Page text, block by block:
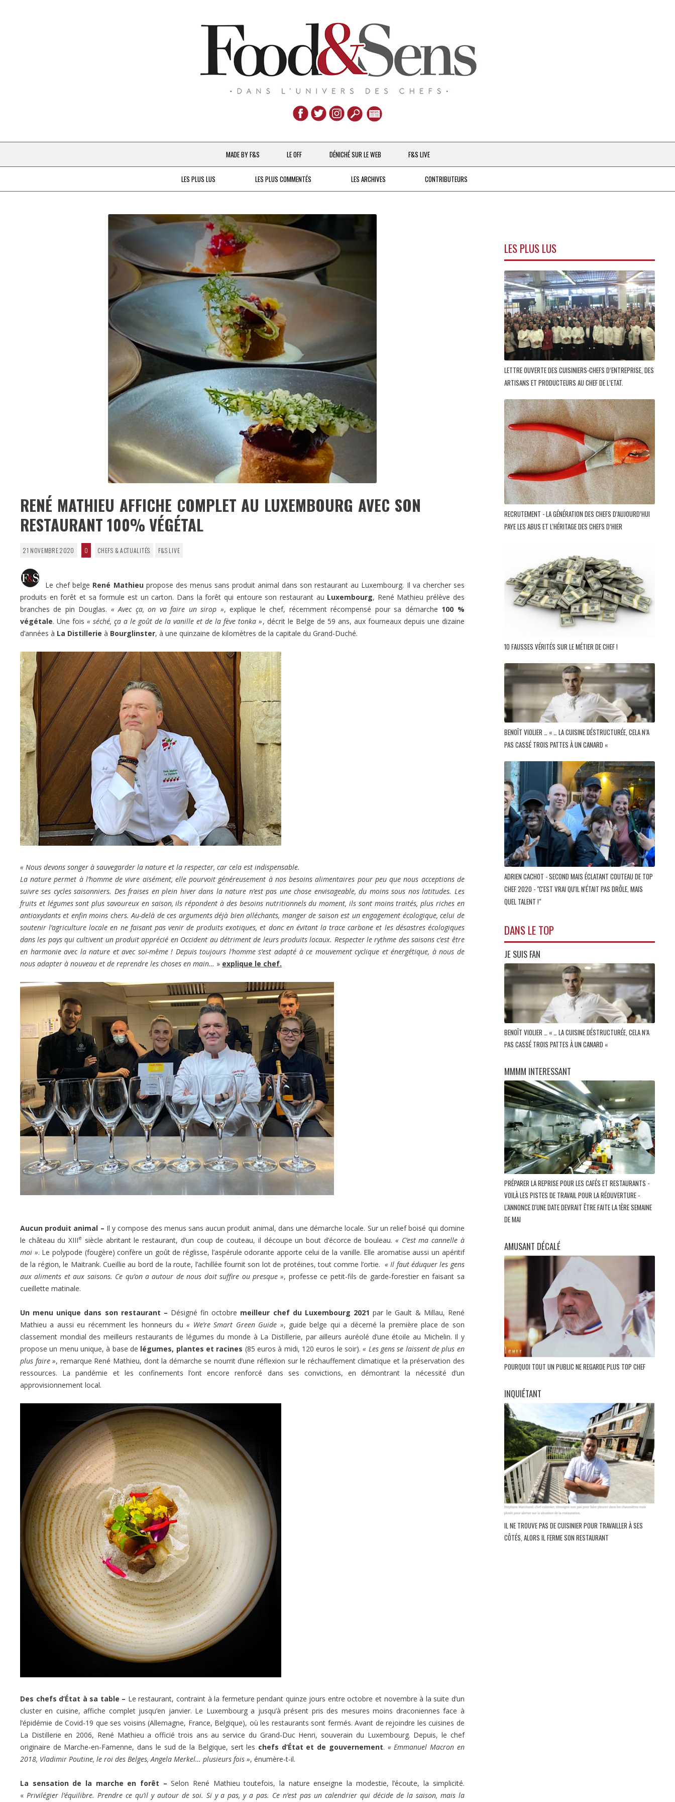
Aller
au
contenu
MADE BY F&S
CHEFS & ACTUALITÉS
DESTIN DE FEMME
V…DE VOYAGE
LE OFF DÉNICHÉ SUR LE WEB F&S LIVE
LES PLUS LUS LES PLUS COMMENTÉS LES ARCHIVES CONTRIBUTEURS
RENÉ MATHIEU AFFICHE COMPLET AU LUXEMBOURG AVEC SON
RESTAURANT 100% VÉGÉTAL
21 NOVEMBRE 2020 0 CHEFS & ACTUALITÉS F&S LIVE
Le chef belge René Mathieupropose des menus sans produit animal dans son restaurant au Luxembourg. Il va chercher ses
produits en forêt et sa formule est un carton. Dans la forêt qui entoure son restaurant au Luxembourg, René Mathieu prélève des
branches de pin Douglas. « Avec ça, on va faire un sirop », explique le chef, récemment récompensé pour sa démarche 100 %
végétale. Une fois« séché, ça a le goût de la vanille et de la fève tonka », décrit le Belge de 59 ans, aux fourneaux depuis une dizaine
d’années à La Distillerie à Bourglinster, à une quinzaine de kilomètres de la capitale du Grand-Duché.
« Nous devons songer à sauvegarder la nature et la respecter, car cela est indispensable.
La nature permet à l’homme de vivre aisément, elle pourvoit généreusement à nos besoins alimentaires pour peu que nous acceptions de
suivre ses cycles saisonniers. Des fraises en plein hiver dans la nature n’est pas une chose envisageable, du moins sous nos latitudes. Les
fruits et légumes sont plus savoureux en saison, ils répondent à des besoins nutritionnels du moment, ils sont moins traités, plus riches en
antioxydants et enfin moins chers. Au-delà de ces arguments déjà bien alléchants, manger de saison est un engagement écologique, celui de
soutenir l’agriculture locale en ne faisant pas venir de produits exotiques, et donc en évitant la trace carbone et les désastres écologiques
dans les pays qui cultivent un produit apprécié en Occident au détriment de leurs produits locaux. Respecter le rythme des saisons c’est être
en harmonie avec la nature et avec soi-même ! Depuis toujours l’homme s’est adapté à ce mouvement cyclique et énergétique, à nous de
nous adapter à nouveau et de reprendre les choses en main… » explique le chef.
Aucun produit animal – Il y compose des menus sans aucun produit animal, dans une démarche locale. Sur un relief boisé qui domine
le château du XIIIe siècle abritant le restaurant, d’un coup de couteau, il découpe un bout d’écorce de bouleau. « C’est ma cannelle à
moi ». Le polypode (fougère) confère un goût de réglisse, l’aspérule odorante apporte celui de la vanille. Elle aromatise aussi un apéritif
de la région, le Maitrank. Cueillie au bord de la route, l’achillée fournit son lot de protéines, tout comme l’ortie. « Il faut éduquer les gens
aux aliments et aux saisons. Ce qu’on a autour de nous doit suffire ou presque », professe ce petit-fils de garde-forestier en faisant sa
cueillette matinale.
Un menu unique dans son restaurant – Désigné fin octobre meilleur chef du Luxembourg 2021 par le Gault & Millau, René
Mathieu a aussi eu récemment les honneurs du« We’re Smart Green Guide », guide belge qui a décerné la première place de son
classement mondial des meilleurs restaurants de légumes du monde à La Distillerie, par ailleurs auréolé d’une étoile au Michelin. Il y
propose un menu unique, à base de légumes, plantes et racines (85 euros à midi, 120 euros le soir).« Les gens se laissent de plus en
plus faire », remarque René Mathieu, dont la démarche se nourrit d’une réflexion sur le réchauffement climatique et la préservation des
ressources. La pandémie et les confinements l’ont encore renforcé dans ses convictions, en démontrant la nécessité d’un
approvisionnement local.
Des chefs d’État à sa table – Le restaurant, contraint à la fermeture pendant quinze jours entre octobre et novembre à la suite d’un
cluster en cuisine, affiche complet jusqu’en janvier. Le Luxembourg a jusqu’à présent pris des mesures moins draconiennes face à
l’épidémie de Covid-19 que ses voisins (Allemagne, France, Belgique), où les restaurants sont fermés. Avant de rejoindre les cuisines de
La Distillerie en 2006, René Mathieu a officié trois ans au service du Grand-Duc Henri, souverain du Luxembourg. Depuis, le chef
originaire de Marche-en-Famenne, dans le sud de la Belgique, sert les chefs d’État et de gouvernement. « Emmanuel Macron en
2018, Vladimir Poutine, le roi des Belges, Angela Merkel… plusieurs fois », énumère-t-il.
La sensation de la marche en forêt –Selon René Mathieu toutefois, la nature enseigne la modestie, l’écoute, la simplicité.
« Privilégier l’équilibre. Prendre ce qu’il y autour de soi. Si y a pas, y a pas. Ce n’est pas un calendrier qui décide de la saison, mais la
LES PLUS LUS
LETTRE OUVERTE DES CUISINIERS-CHEFS D’ENTREPRISE, DES
ARTISANS ET PRODUCTEURS AU CHEF DE L’ETAT.
RECRUTEMENT - LA GÉNÉRATION DES CHEFS D’AUJOURD’HUI
PAYE LES ABUS ET L'HÉRITAGE DES CHEFS D’HIER
10 FAUSSES VÉRITÉS SUR LE MÉTIER DE CHEF !
BENOÎT VIOLIER … « … LA CUISINE DÉSTRUCTURÉE, CELA N’A
PAS CASSÉ TROIS PATTES À UN CANARD «
ADRIEN CACHOT - SECOND MAIS ÉCLATANT COUTEAU DE TOP
CHEF 2020 - "C'EST VRAI QU'IL N'ÉTAIT PAS DRÔLE, MAIS
QUEL TALENT !"
DANS LE TOP
JE SUIS FAN
BENOÎT VIOLIER … « … LA CUISINE DÉSTRUCTURÉE, CELA N’A
PAS CASSÉ TROIS PATTES À UN CANARD «
MMMM INTERESSANT
PRÉPARER LA REPRISE POUR LES CAFÉS ET RESTAURANTS -
VOILÀ LES PISTES DE TRAVAIL POUR LA RÉOUVERTURE -
L'ANNONCE D'UNE DATE DEVRAIT ÊTRE FAITE LA 1ÈRE SEMAINE
DE MAI
AMUSANT DÉCALÉ
POURQUOI TOUT UN PUBLIC NE REGARDE PLUS TOP CHEF
INQUIÉTANT
IL NE TROUVE PAS DE CUISINIER POUR TRAVAILLER À SES
CÔTÉS, ALORS IL FERME SON RESTAURANT